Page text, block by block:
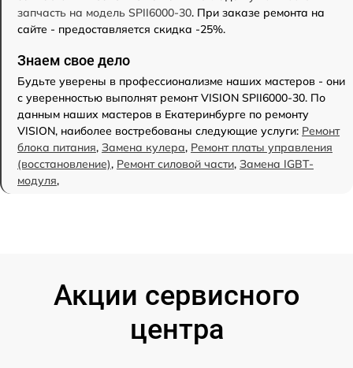
запчасть на модель SPII6000-30. При заказе ремонта на
сайте - предоставляется скидка -25%.
Знаем свое дело
Будьте уверены в профессионализме наших мастеров - они
с уверенностью выполнят ремонт VISION SPII6000-30. По
данным наших мастеров в Екатеринбурге по ремонту
VISION, наиболее востребованы следующие услуги: Ремонт
блока питания, Замена кулера, Ремонт платы управления
(восстановление), Ремонт силовой части, Замена IGBT-
модуля,
Акции сервисного
центра